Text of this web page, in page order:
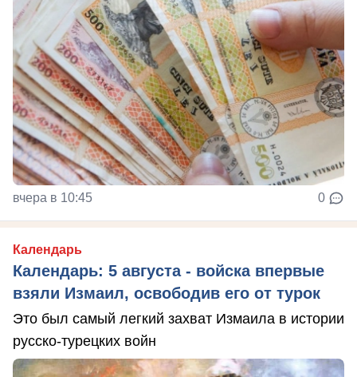
вчера в 10:45 0
Календарь
Календарь: 5 августа - войска впервые
взяли Измаил, освободив его от турок
Это был самый легкий захват Измаила в истории
русско-турецких войн